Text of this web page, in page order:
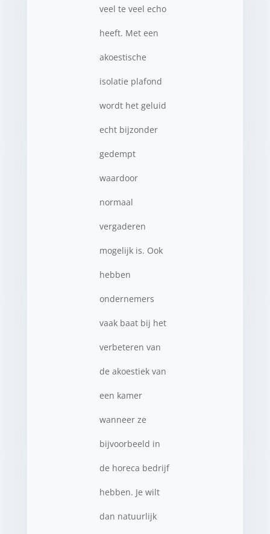
veel te veel echo
heeft. Met een
akoestische
isolatie plafond
wordt het geluid
echt bijzonder
gedempt
waardoor
normaal
vergaderen
mogelijk is. Ook
hebben
ondernemers
vaak baat bij het
verbeteren van
de akoestiek van
een kamer
wanneer ze
bijvoorbeeld in
de horeca bedrijf
hebben. Je wilt
dan natuurlijk